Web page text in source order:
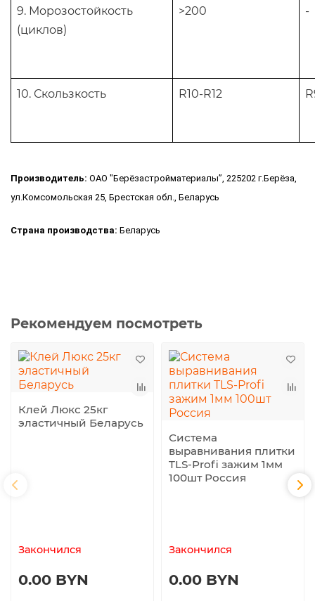
9. Морозостойкость
(циклов)
>200 -
10. Скользкость R10-R12
Производитель: ОАО "Берёзастройматериалы”, 225202 г.Берёза,
ул.Комсомольская 25, Брестская обл., Беларусь
Страна производства: Беларусь
Рекомендуем посмотреть
Клей Люкс 25кг
эластичный Беларусь
Закончился
0.00 BYN
Система
выравнивания плитки
TLS-Profi зажим 1мм
100шт Россия
Закончился
0.00 BYN